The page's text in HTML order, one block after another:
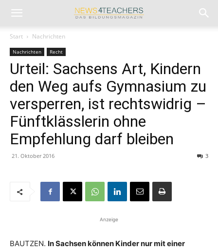
Start Nachrichten
Nachrichten Recht
Urteil: Sachsens Art, Kindern
den Weg aufs Gymnasium zu
versperren, ist rechtswidrig –
Fünftklässlerin ohne
Empfehlung darf bleiben
21. Oktober 2016 3
Anzeige
BAUTZEN. In Sachsen können Kinder nur mit einer